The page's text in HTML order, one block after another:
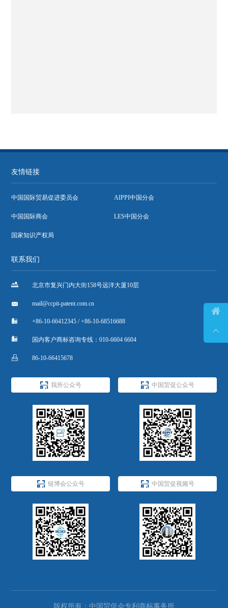
友情链接
中国国际贸易促进委员会 AIPPI中国分会
中国国际商会 LES中国分会
国家知识产权局
联系我们
 北京市复兴门内大街158号远洋大厦10层
 mail@ccpit-patent.com.cn
 +86-10-66412345 / +86-10-68516688
 国内客户商标咨询专线：010-6604 6604
 86-10-66415678
 我所公众号  中国贸促公众号
 链博会公众号  中国贸促视频号
版权所有：中国贸促会专利商标事务所

